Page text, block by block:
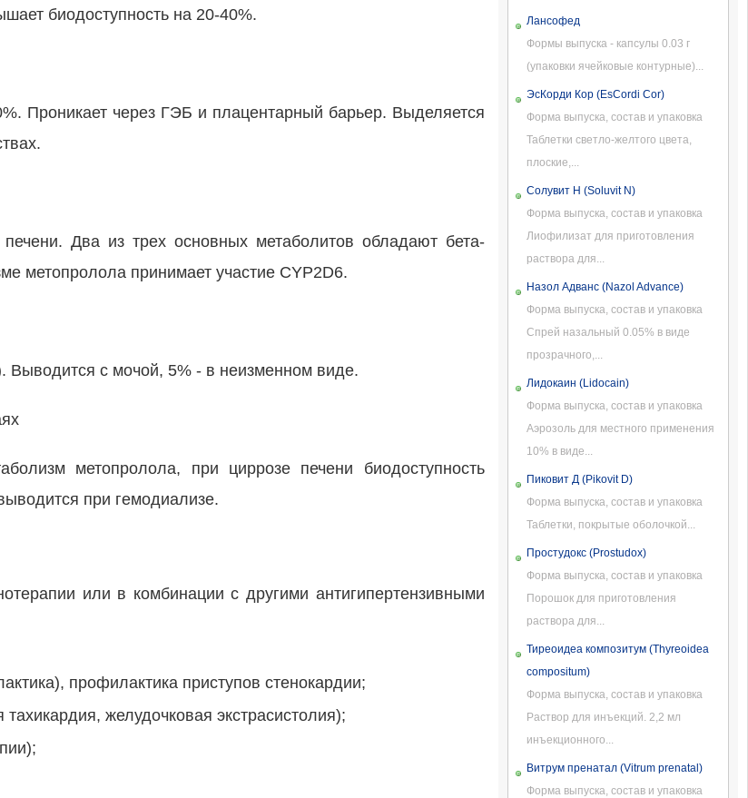
биодоступность на 20-40%.
Проникает через ГЭБ и плацентарный барьер. Выделяется
печени. Два из трех основных метаболитов обладают бета-
метопролола принимает участие CYP2D6.
Выводится с мочой, 5% - в неизменном виде.
метопролола, при циррозе печени биодоступность
при гемодиализе.
или в комбинации с другими антигипертензивными
профилактика приступов стенокардии;
желудочковая экстрасистолия);
Лансофед
Формы выпуска - капсулы 0.03 г
(упаковки ячейковые контурные)...
ЭсКорди Кор (EsCordi Cor)
Форма выпуска, состав и упаковка
Таблетки светло-желтого цвета,
плоские,...
Солувит Н (Soluvit N)
Форма выпуска, состав и упаковка
Лиофилизат для приготовления
раствора для...
Назол Адванс (Nazol Advance)
Форма выпуска, состав и упаковка
Спрей назальный 0.05% в виде
прозрачного,...
Лидокаин (Lidocain)
Форма выпуска, состав и упаковка
Аэрозоль для местного применения
10% в виде...
Пиковит Д (Pikovit D)
Форма выпуска, состав и упаковка
Таблетки, покрытые оболочкой...
Простудокс (Prostudox)
Форма выпуска, состав и упаковка
Порошок для приготовления
раствора для...
Тиреоидеа композитум (Thyreoidea
compositum)
Форма выпуска, состав и упаковка
Раствор для инъекций. 2,2 мл
инъекционного...
Витрум пренатал (Vitrum prenatal)
Форма выпуска, состав и упаковка